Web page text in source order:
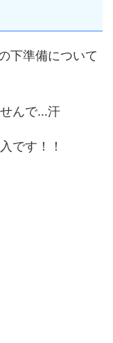
下準備について
んで…汗
です！！